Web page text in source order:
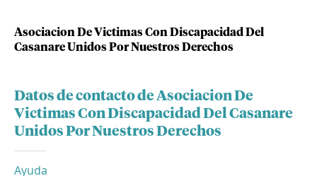
Asociacion De Victimas Con Discapacidad Del
Casanare Unidos Por Nuestros Derechos
Datos de contacto de Asociacion De
Victimas Con Discapacidad Del Casanare
Unidos Por Nuestros Derechos
Ayuda